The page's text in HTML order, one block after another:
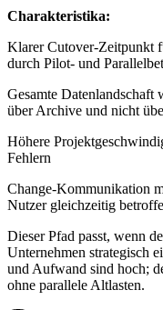
Charakteristika:
Klarer Cutover-Zeitpunkt
durch Pilot- und
Gesamte Datenlandschaft
über Archive und nicht
Höhere
Fehlern
Change-Kommunikation
Nutzer gleichzeitig
Dieser Pfad passt, wenn
Unternehmen strategisch
und Aufwand sind hoch;
ohne parallele Altlasten.